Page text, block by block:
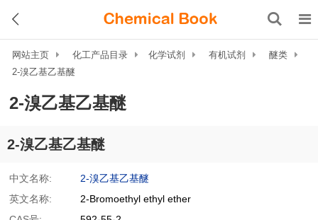
网站主页 化工产品目录 化学试剂 有机试剂
醚类
2-溴乙基乙基醚
2-溴乙基乙基醚
2-溴乙基乙基醚
中文名称:
2-溴乙基乙基醚
英文名称:
2-Bromoethyl ethyl ether